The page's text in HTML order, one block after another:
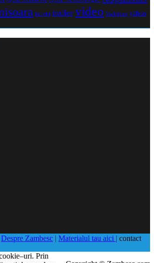
torrent trailer video Vodafone yahoo
Despre Zambesc | Materialul tau aici | contact
Prin